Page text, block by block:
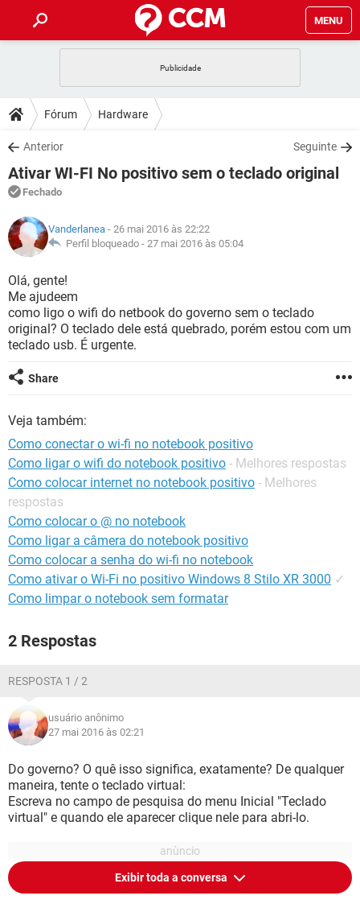
MENU
CELULAR
OUTLOOK
INSTAGRAM GMAIL
GUIA DE COMPRAS
DICAS
JOGOS
OUTLOOK
INSTAGRAM
GUIA DE COMPRAS
DOWNLOADS
JOGOS WHATSAPP
CELULAR
OUTLOOK EXCEL
INSTAGRAM
GUIA DE COMPRAS
FÓRUM
JOGOS
CELULAR FACEBOOK
INSTAGRAM
GUIA DE COMPRAS
GLOSSÁRIO
JOGOS
CELULAR
OUTLOOK EXCEL
INSTAGRAM
Fórum Hardware
Anterior Seguinte
Ativar WI-FI No positivo sem o teclado original
Fechado
Vanderlanea - 26 mai 2016 às 22:22
Perfil bloqueado - 27 mai 2016 às 05:04
Olá, gente!
Me ajudeem
como ligo o wifi do netbook do governo sem o teclado
original? O teclado dele está quebrado, porém estou com um
teclado usb. É urgente.
Share
Veja também:
Como conectar o wi-fi no notebook positivo
Como ligar o wifi do notebook positivo - Melhores respostas
Como colocar internet no notebook positivo - Melhores
respostas
Como colocar o @ no notebook
Como ligar a câmera do notebook positivo
Como colocar a senha do wi-fi no notebook
Como ativar o Wi-Fi no positivo Windows 8 Stilo XR 3000 ✓
Como limpar o notebook sem formatar
2 Respostas
RESPOSTA 1 / 2
usuário anônimo
27 mai 2016 às 02:21
Do governo? O quê isso significa, exatamente? De qualquer
maneira, tente o teclado virtual:
Escreva no campo de pesquisa do menu Inicial "Teclado
virtual" e quando ele aparecer clique nele para abri-lo.
Exibir toda a conversa